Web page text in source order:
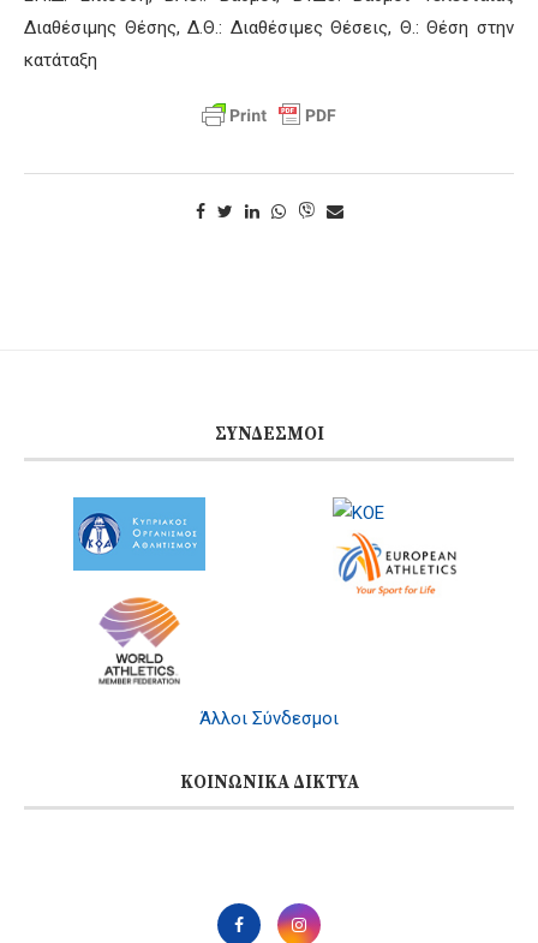
Διαθέσιμης Θέσης, Δ.Θ.: Διαθέσιμες Θέσεις, Θ.: Θέση στην
κατάταξη
ΣΎΝΔΕΣΜΟΙ
Άλλοι Σύνδεσμοι
ΚΟΙΝΩΝΙΚΆ ΔΊΚΤΥΑ